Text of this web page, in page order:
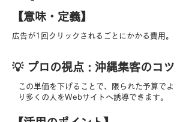
【​意味・定義】
広告が1回クリックされるごとにかかる費用。
​💡 プロの視点 : 沖縄集客のコツ
この単価を下げることで、限られた予算でよ
り多くの人をWebサイトへ誘導できます。